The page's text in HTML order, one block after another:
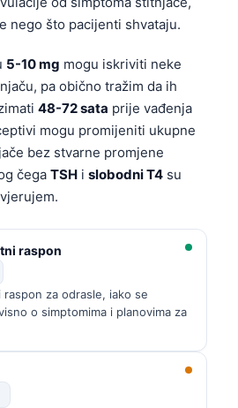
nego što pacijenti shvataju.
5-10 mg mogu iskriviti neke
pa obično tražim da ih
48-72 sata prije vađenja
mogu promijeniti ukupne
bez stvarne promjene
čega TSH i slobodni T4 su
raspon
za odrasle, iako se
o simptomima i planovima za